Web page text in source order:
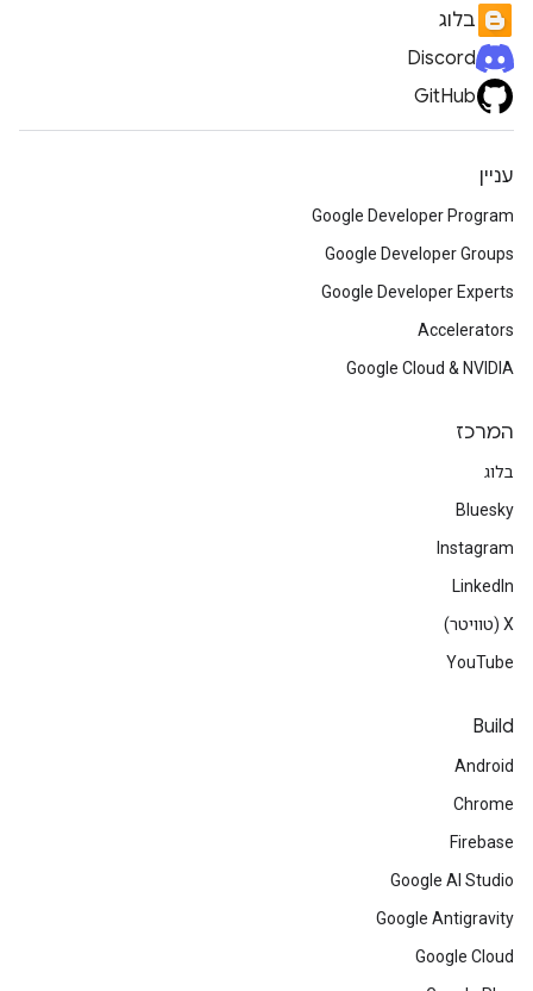
בלוג
Discord
GitHub
עניין
Google Developer Program
Google Developer Groups
Google Developer Experts
Accelerators
Google Cloud & NVIDIA
המרכז
בלוג
Bluesky
Instagram
LinkedIn
‫X (טוויטר)
YouTube
Build
Android
Chrome
Firebase
Google AI Studio
Google Antigravity
Google Cloud